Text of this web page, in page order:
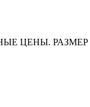
ЦЕНЫ.